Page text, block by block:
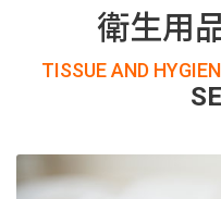
衛生用
TISSUE AND